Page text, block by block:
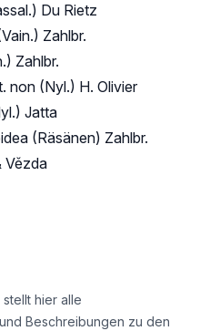
Du Rietz
Zahlbr.
Zahlbr.
non (Nyl.) H. Olivier
Jatta
(Räsänen) Zahlbr.
Vězda
hier alle
Beschreibungen zu den